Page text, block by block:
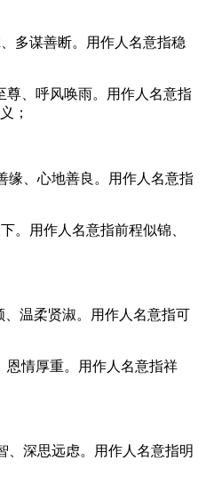
多谋善断。用作人名意指稳
尊、呼风唤雨。用作人名意指
；
缘、心地善良。用作人名意指
。用作人名意指前程似锦、
温柔贤淑。用作人名意指可
恩情厚重。用作人名意指祥
、深思远虑。用作人名意指明